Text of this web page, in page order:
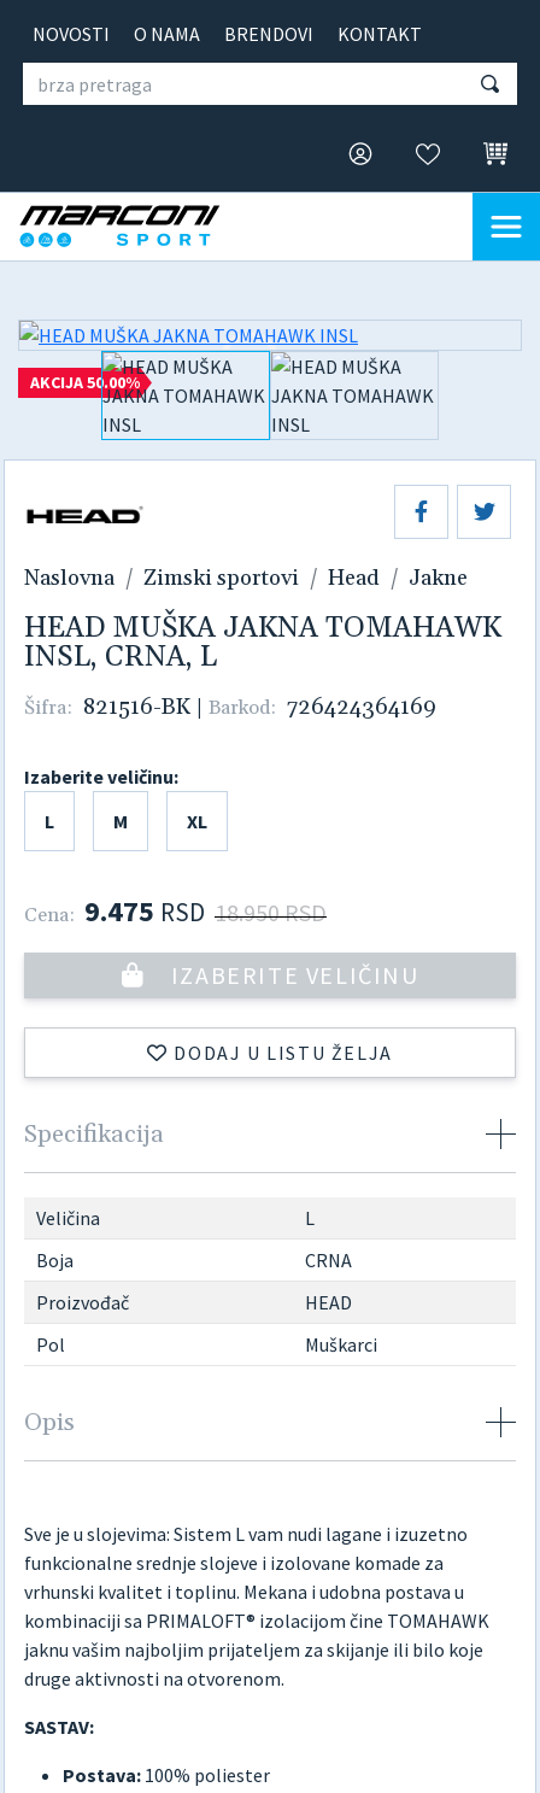
NOVOSTI O NAMA BRENDOVI KONTAKT
AKCIJA 50.00%
Naslovna Zimski sportovi Head Jakne
HEAD MUŠKA JAKNA TOMAHAWK
INSL, CRNA, L
Šifra: 821516-BK | Barkod: 726424364169
Izaberite veličinu:
L
M XL
Cena: 9.475 RSD 18.950 RSD
IZABERITE VELIČINU
DODAJ U LISTU ŽELJA
Specifikacija
Veličina
L
Boja
CRNA
Proizvođač
HEAD
Pol
Muškarci
Opis
Sve je u slojevima: Sistem L vam nudi lagane i izuzetno
funkcionalne srednje slojeve i izolovane komade za
vrhunski kvalitet i toplinu. Mekana i udobna postava u
kombinaciji sa PRIMALOFT® izolacijom čine TOMAHAWK
jaknu vašim najboljim prijateljem za skijanje ili bilo koje
druge aktivnosti na otvorenom.
SASTAV:
Postava: 100% poliester